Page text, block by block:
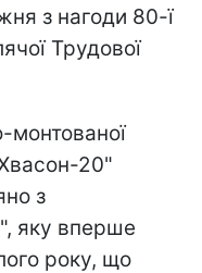
з нагоди 80-ї
Трудової
монтованої
20"
з
яку вперше
року, що